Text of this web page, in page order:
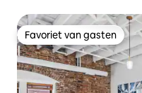
Favoriet van gasten
Favoriet van gasten